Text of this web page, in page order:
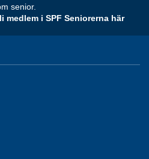
senior.
medlem i SPF Seniorerna här